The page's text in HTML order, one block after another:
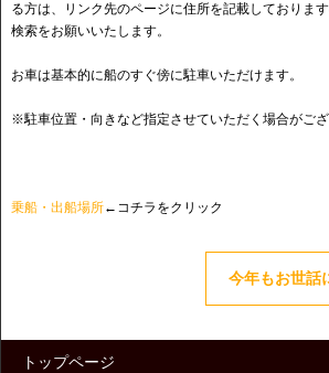
る方は、リンク先のページに住所を記載しておりま
検索をお願いいたします。
お車は基本的に船のすぐ傍に駐車いただけます。
※駐車位置・向きなど指定させていただく場合がござ
乗船・出船場所←コチラをクリック
今年もお世話
トップページ